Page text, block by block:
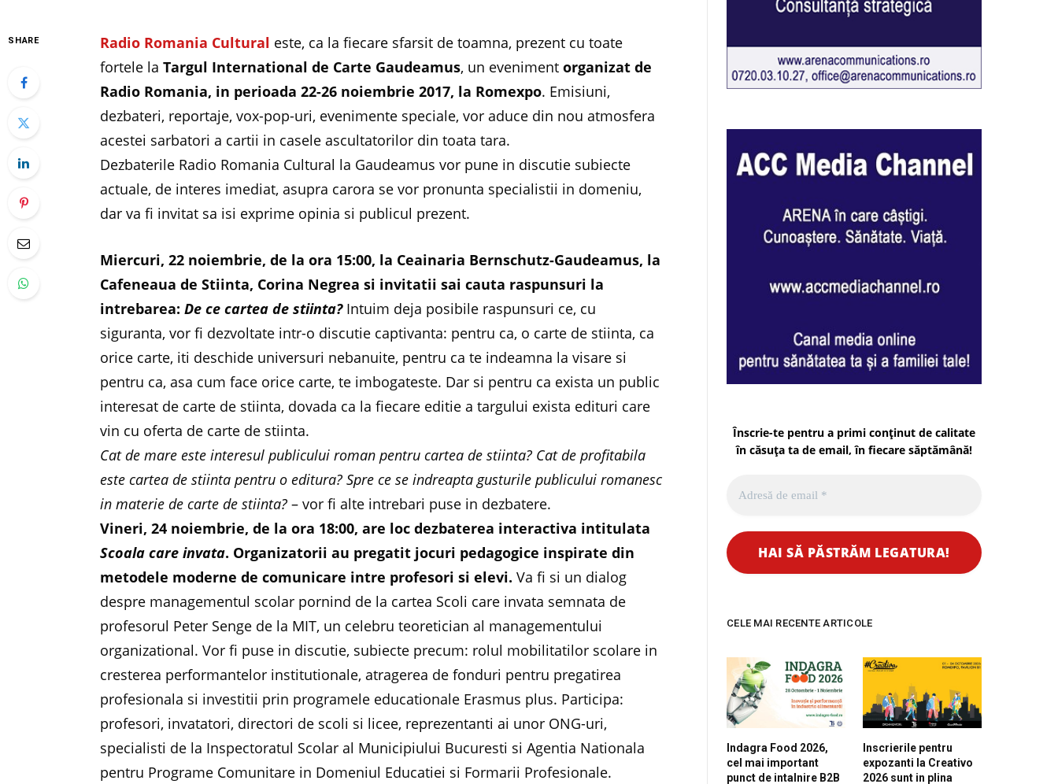
SHARE Radio Romania Cultural este, ca la fiecare sfarsit de toamna, prezent cu toate
fortele laTargul International de Carte Gaudeamus, un evenimentorganizat de
Radio Romania, in perioada 22-26 noiembrie 2017, la Romexpo. Emisiuni,
dezbateri, reportaje, vox-pop-uri, evenimente speciale, vor aduce din nou atmosfera
acestei sarbatori a cartii in casele ascultatorilor din toata tara.
Dezbaterile Radio Romania Cultural la Gaudeamus vor pune in discutie subiecte
actuale, de interes imediat, asupra carora se vor pronunta specialistii in domeniu,
dar va fi invitat sa isi exprime opinia si publicul prezent.
Miercuri, 22 noiembrie, de la ora 15:00, la Ceainaria Bernschutz-Gaudeamus, la
Cafeneaua de Stiinta, Corina Negrea si invitatii sai cauta raspunsuri la
intrebarea:De ce cartea de stiinta? Intuim deja posibile raspunsuri ce, cu
siguranta, vor fi dezvoltate intr-o discutie captivanta: pentru ca, o carte de stiinta, ca
orice carte, iti deschide universuri nebanuite, pentru ca te indeamna la visare si
pentru ca, asa cum face orice carte, te imbogateste. Dar si pentru ca exista un public
interesat de carte de stiinta, dovada ca la fiecare editie a targului exista edituri care
vin cu oferta de carte de stiinta.
Cat de mare este interesul publicului roman pentru cartea de stiinta? Cat de profitabila
este cartea de stiinta pentru o editura? Spre ce se indreapta gusturile publicului romanesc
in materie de carte de stiinta? – vor fi alte intrebari puse in dezbatere.
Vineri, 24 noiembrie, de la ora 18:00, are loc dezbaterea interactiva intitulata
Scoala care invata. Organizatorii au pregatit jocuri pedagogice inspirate din
metodele moderne de comunicare intre profesori si elevi.Va fi si un dialog
despre managementul scolar pornind de la cartea Scoli care invata semnata de
profesorul Peter Senge de la MIT, un celebru teoretician al managementului
organizational. Vor fi puse in discutie, subiecte precum: rolul mobilitatilor scolare in
cresterea performantelor institutionale, atragerea de fonduri pentru pregatirea
profesionala si investitii prin programele educationale Erasmus plus. Participa:
profesori, invatatori, directori de scoli si licee, reprezentanti ai unor ONG-uri,
specialisti de la Inspectoratul Scolar al Municipiului Bucuresti si Agentia Nationala
pentru Programe Comunitare in Domeniul Educatiei si Formarii Profesionale.
Înscrie-te pentru a primi conținut de calitate
în căsuța ta de email, în fiecare săptămână!
CELE MAI RECENTE ARTICOLE
Indagra Food 2026,
cel mai important
punct de intalnire B2B
Inscrierile pentru
expozanti la Creativo
2026 sunt in plina